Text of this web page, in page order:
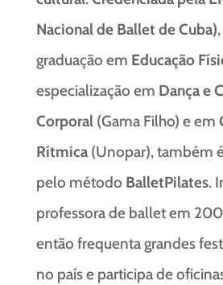
Nacional de Ballet de Cuba)
graduação em Educação
especialização em Dança e
Corporal(Gama Filho) e em
Rítmica(Unopar), também
pelo método BalletPilates.
professora de ballet em
então frequenta grandes
no país e participa de